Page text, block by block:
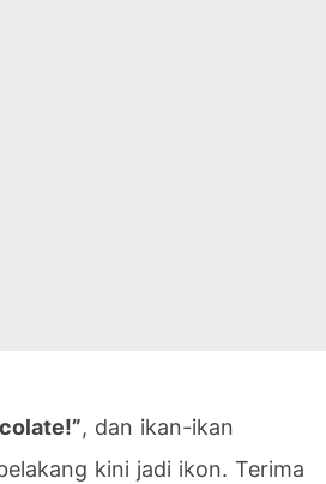
, dan ikan-ikan
kini jadi ikon. Terima